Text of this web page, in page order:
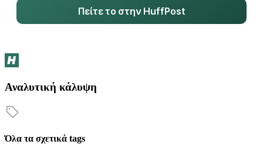
Πείτε το στην HuffPost
Αναλυτική κάλυψη
Όλα τα σχετικά tags